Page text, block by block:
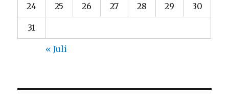
24 25 26 27 28 29 30
31
« Juli